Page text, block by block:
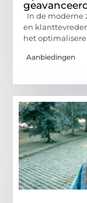
In de moderne
en
het
Aanbiedingen